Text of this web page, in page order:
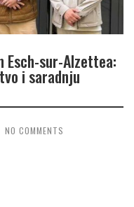
Esch-sur-Alzettea:
i saradnju
NO COMMENTS